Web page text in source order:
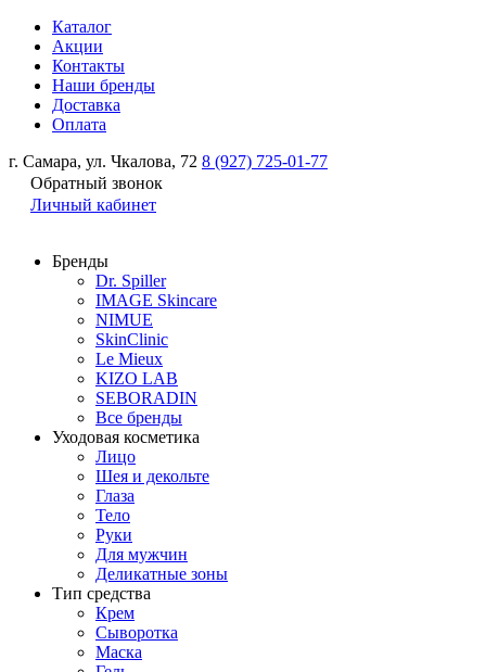
Каталог
Акции
Контакты
Наши бренды
Доставка
Оплата
г. Самара, ул. Чкалова, 72 8 (927) 725-01-77
Обратный звонок
Личный кабинет
Бренды
Dr. Spiller
IMAGE Skincare
NIMUE
SkinClinic
Le Mieux
KIZO LAB
SEBORADIN
Все бренды
Уходовая косметика
Лицо
Шея и декольте
Глаза
Тело
Руки
Для мужчин
Деликатные зоны
Тип средства
Крем
Сыворотка
Маска